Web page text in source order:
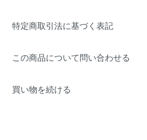
特定商取引法に基づく表記
この商品について問い合わせる
買い物を続ける